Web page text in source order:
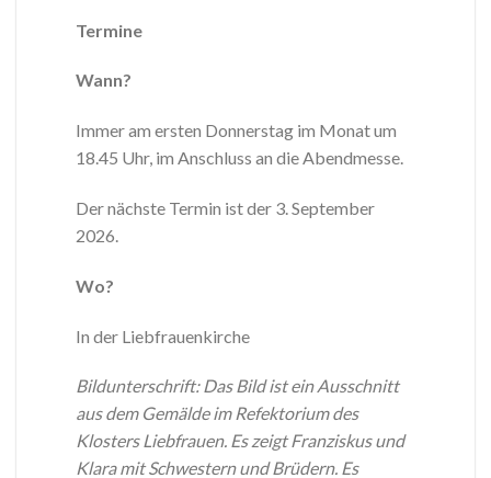
Termine
Wann?
Immer am ersten Donnerstag im Monat um
18.45 Uhr, im Anschluss an die Abendmesse.
Der nächste Termin ist der 3. September
2026.
Wo?
In der Liebfrauenkirche
Bildunterschrift: Das Bild ist ein Ausschnitt
aus dem Gemälde im Refektorium des
Klosters Liebfrauen. Es zeigt Franziskus und
Klara mit Schwestern und Brüdern. Es